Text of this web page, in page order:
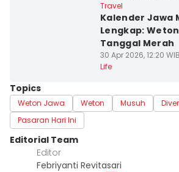
Travel
Kalender Jawa
Lengkap:
Tanggal Merah
30 Apr 2026, 12:20 WIB
Life
Topics
Weton Jawa Weton Musuh
Pasaran Hari Ini
Editorial Team
Editor
Febriyanti Revitasari